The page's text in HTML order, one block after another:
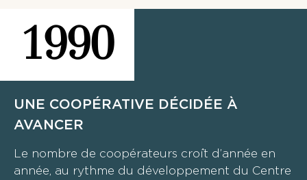
1990
UNE COOPÉRATIVE DÉCIDÉE À
AVANCER
Le nombre de coopérateurs croît d’année en
année, au rythme du développement du Centre